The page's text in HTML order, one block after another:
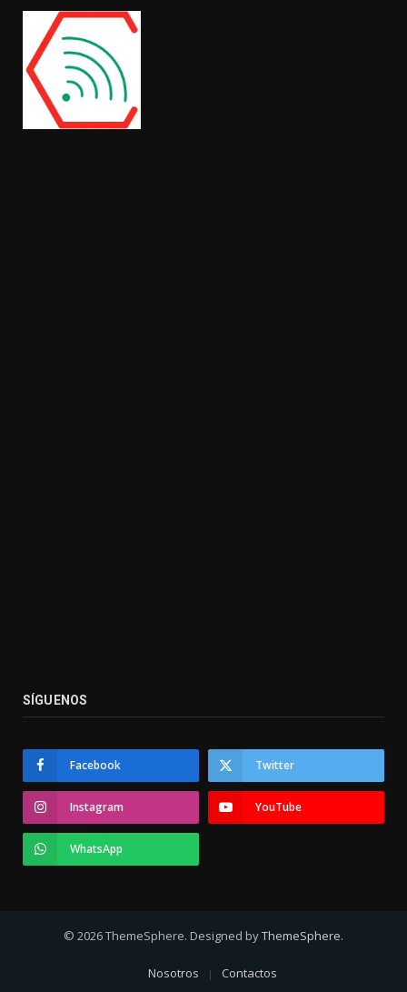
SÍGUENOS
Facebook Twitter
Instagram YouTube
WhatsApp
© 2026 ThemeSphere. Designed byThemeSphere.
Nosotros Contactos